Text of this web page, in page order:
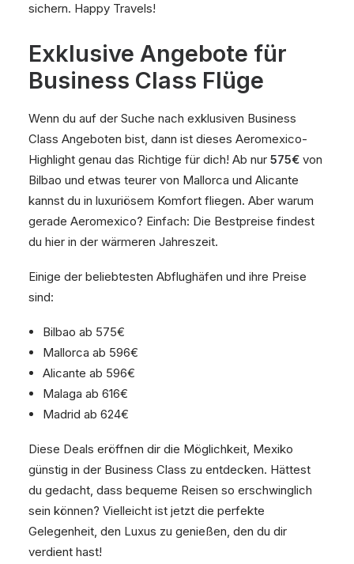
sichern. Happy Travels!
Exklusive Angebote für
Business Class Flüge
Wenn du auf der Suche nach exklusiven Business
Class Angeboten bist, dann ist dieses Aeromexico-
Highlight genau das Richtige für dich! Ab nur 575€ von
Bilbao und etwas teurer von Mallorca und Alicante
kannst du in luxuriösem Komfort fliegen. Aber warum
gerade Aeromexico? Einfach: Die Bestpreise findest
du hier in der wärmeren Jahreszeit.
Einige der beliebtesten Abflughäfen und ihre Preise
sind:
Bilbao ab 575€
Mallorca ab 596€
Alicante ab 596€
Malaga ab 616€
Madrid ab 624€
Diese Deals eröffnen dir die Möglichkeit, Mexiko
günstig in der Business Class zu entdecken. Hättest
du gedacht, dass bequeme Reisen so erschwinglich
sein können? Vielleicht ist jetzt die perfekte
Gelegenheit, den Luxus zu genießen, den du dir
verdient hast!